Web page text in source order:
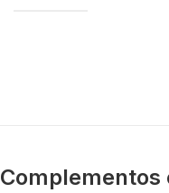
Complementos